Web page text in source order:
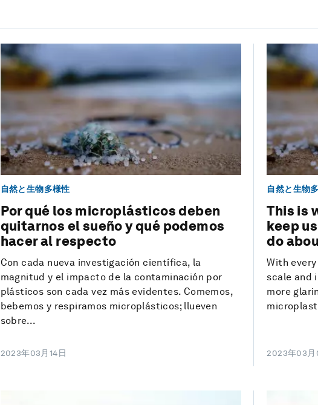
自然と生物多様性
Por qué los microplásticos deben
quitarnos el sueño y qué podemos
hacer al respecto
Con cada nueva investigación científica, la
magnitud y el impacto de la contaminación por
plásticos son cada vez más evidentes. Comemos,
bebemos y respiramos microplásticos; llueven
sobre...
2023年03月14日
自然と生物
This is
keep
do
With
scale and
more
2023年03月